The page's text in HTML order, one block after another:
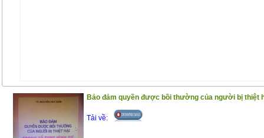
Bảo đảm quyền được bồi thường của người bị thiệt
Tải về: